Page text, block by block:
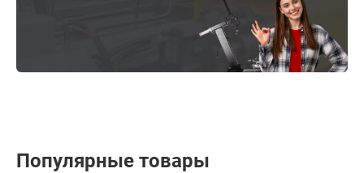
Популярные товары